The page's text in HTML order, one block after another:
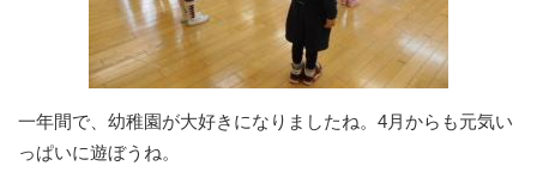
一年間で、幼稚園が大好きになりましたね。4月からも元気い
っぱいに遊ぼうね。